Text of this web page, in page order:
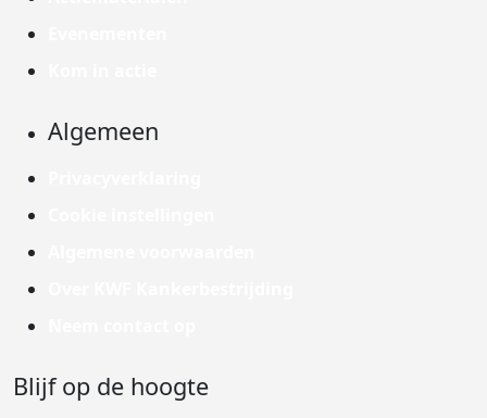
Algemeen
Blijf op de hoogte